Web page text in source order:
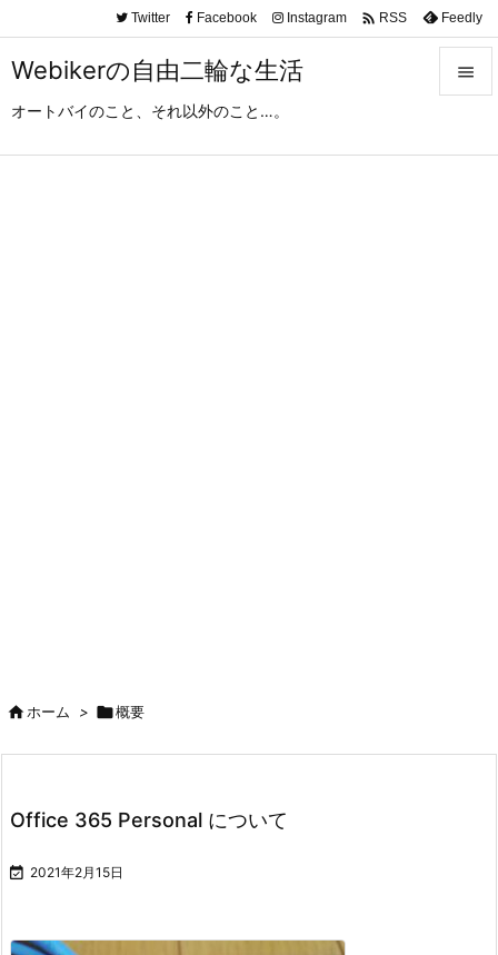
Webikerの自由二輪な生活
オートバイのこと、それ以外のこと…。

Twitter Facebook Instagram  RSS Feedly
ホーム > 概要
Office 365 Personal について
 2021年2月15日